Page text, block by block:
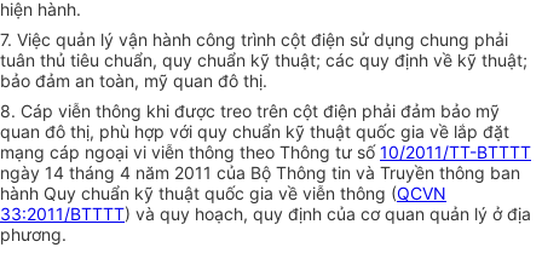
hiện hành.
7. Việc quản lý vận hành công trình cột điện sử dụng chung phải
tuân thủ tiêu chuẩn, quy chuẩn kỹ thuật; các quy định về kỹ thuật;
bảo đảm an toàn, mỹ quan đô thị.
8. Cáp viễn thông khi được treo trên cột điện phải đảm bảo mỹ
quan đô thị, phù hợp với quy chuẩn kỹ thuật quốc gia về lắp đặt
mạng cáp ngoại vi viễn thông theo Thông tư số10/2011/TT-BTTTT
ngày 14 tháng 4 năm 2011 của Bộ Thông tin và Truyền thông ban
hành Quy chuẩn kỹ thuật quốc gia về viễn thông (QCVN
33:2011/BTTTT) và quy hoạch, quy định của cơ quan quản lý ở địa
phương.